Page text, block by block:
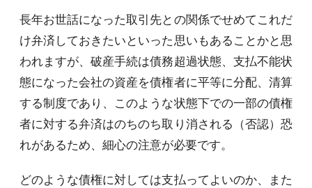
長年お世話になった取引先との関係でせめてこれだ
け弁済しておきたいといった思いもあることかと思
われますが、破産手続は債務超過状態、支払不能状
態になった会社の資産を債権者に平等に分配、清算
する制度であり、このような状態下での一部の債権
者に対する弁済はのちのち取り消される（否認）恐
れがあるため、細心の注意が必要です。
どのような債権に対しては支払ってよいのか、また